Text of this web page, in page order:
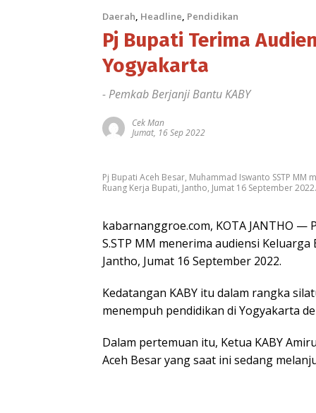
Daerah, Headline, Pendidikan
Pj Bupati Terima
Yogyakarta
- Pemkab Berjanji Bantu KABY
Cek Man
Jumat, 16 Sep 2022
Pj Bupati Aceh Besar, Muhammad Iswanto SSTP
Ruang Kerja Bupati, Jantho, Jumat 16 September 2022.
kabarnanggroe.com, KOTA JANTHO —
S.STP MM menerima audiensi
Jantho, Jumat 16 September 2022.
Kedatangan KABY itu dalam rangka
menempuh pendidikan di Yogyakarta
Dalam pertemuan itu, Ketua KABY
Aceh Besar yang saat ini sedang